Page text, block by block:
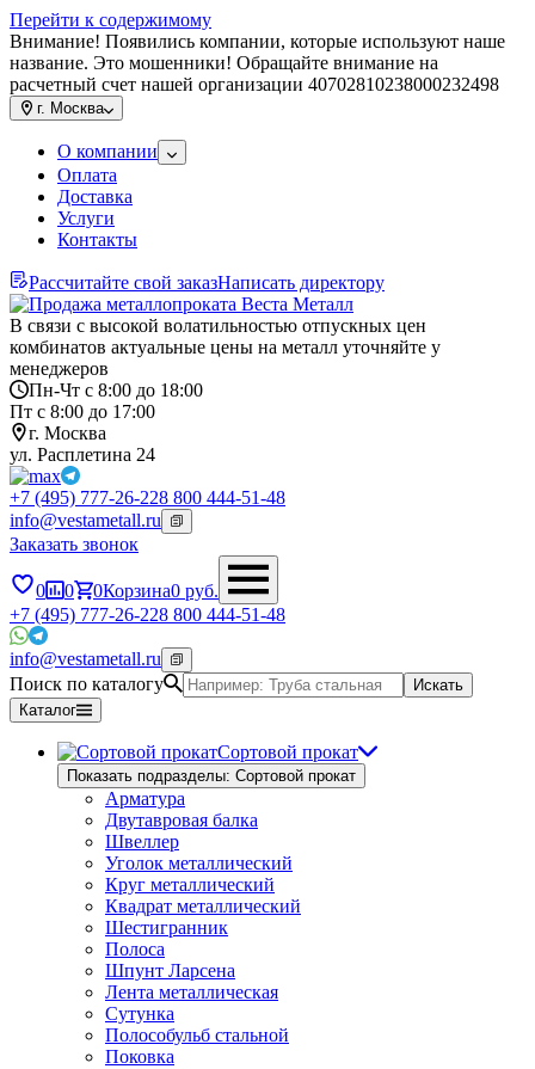
Перейти к содержимому
Внимание! Появились компании, которые используют наше
название. Это мошенники! Обращайте внимание на
расчетный счет нашей организации 40702810238000232498
г. Москва
О компании
Оплата
Доставка
Услуги
Контакты
Рассчитайте свой заказНаписать директору
В связи с высокой волатильностью отпускных цен
комбинатов актуальные цены на металл уточняйте у
менеджеров
Пн-Чт с 8:00 до 18:00
Пт с 8:00 до 17:00
г. Москва
ул. Расплетина 24
+7 (495) 777-26-228 800 444-51-48
info@vestametall.ru
Заказать звонок
0 0 0Корзина0 руб.
+7 (495) 777-26-228 800 444-51-48
info@vestametall.ru
Поиск по каталогу
Искать
Каталог
Сортовой прокат
Показать подразделы: Сортовой прокат
Арматура
Двутавровая балка
Швеллер
Уголок металлический
Круг металлический
Квадрат металлический
Шестигранник
Полоса
Шпунт Ларсена
Лента металлическая
Сутунка
Полособульб стальной
Поковка